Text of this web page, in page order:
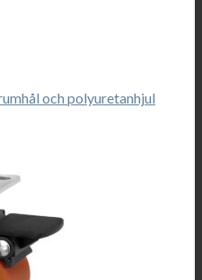
och polyuretanhjul